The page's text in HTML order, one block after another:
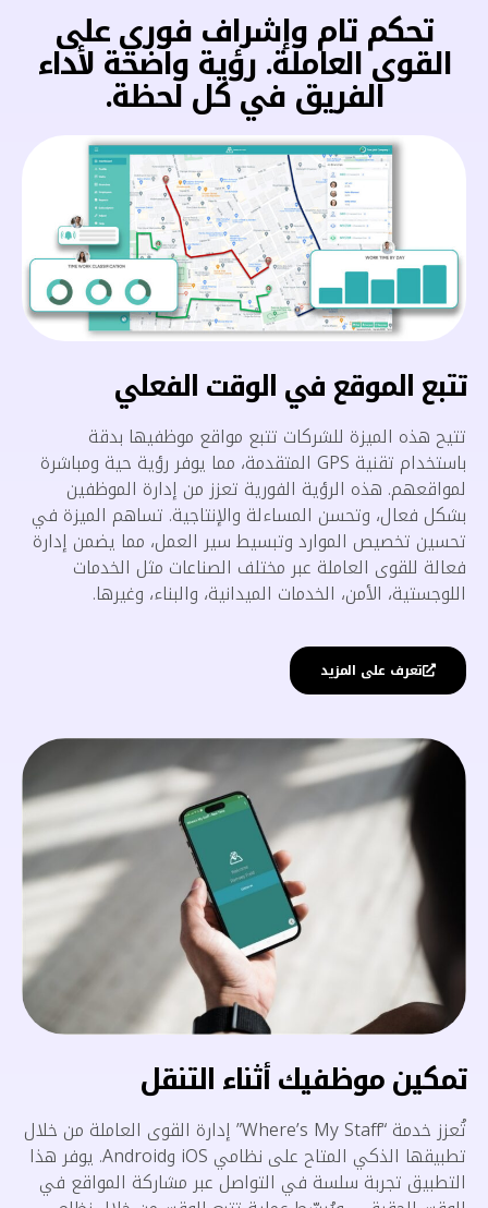
تحكم تام وإشراف فوري على
القوى العاملة. رؤية واضحة لأداء
الفريق في كل لحظة.
تتبع الموقع في الوقت الفعلي
تتيح هذه الميزة للشركات تتبع مواقع موظفيها بدقة
باستخدام تقنية GPS المتقدمة، مما يوفر رؤية حية ومباشرة
لمواقعهم. هذه الرؤية الفورية تعزز من إدارة الموظفين
بشكل فعال، وتحسن المساءلة والإنتاجية. تساهم الميزة في
تحسين تخصيص الموارد وتبسيط سير العمل، مما يضمن إدارة
فعالة للقوى العاملة عبر مختلف الصناعات مثل الخدمات
اللوجستية، الأمن، الخدمات الميدانية، والبناء، وغيرها.
تعرف على المزيد
تمكين موظفيك أثناء التنقل
تُعزز خدمة “Where’s My Staff” إدارة القوى العاملة من خلال
تطبيقها الذكي المتاح على نظامي iOS وAndroid. يوفر هذا
التطبيق تجربة سلسة في التواصل عبر مشاركة المواقع في